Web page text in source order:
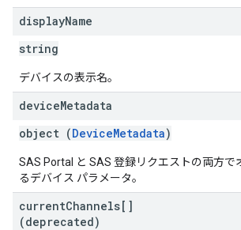
displayName
string
デバイスの表示名。
deviceMetadata
object (DeviceMetadata)
SAS Portal と SAS 登録リクエストの両方で
るデバイス パラメータ。
currentChannels[]
(deprecated)